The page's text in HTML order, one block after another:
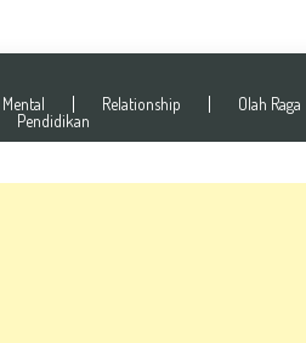
Relationship Olah Raga
Pendidikan